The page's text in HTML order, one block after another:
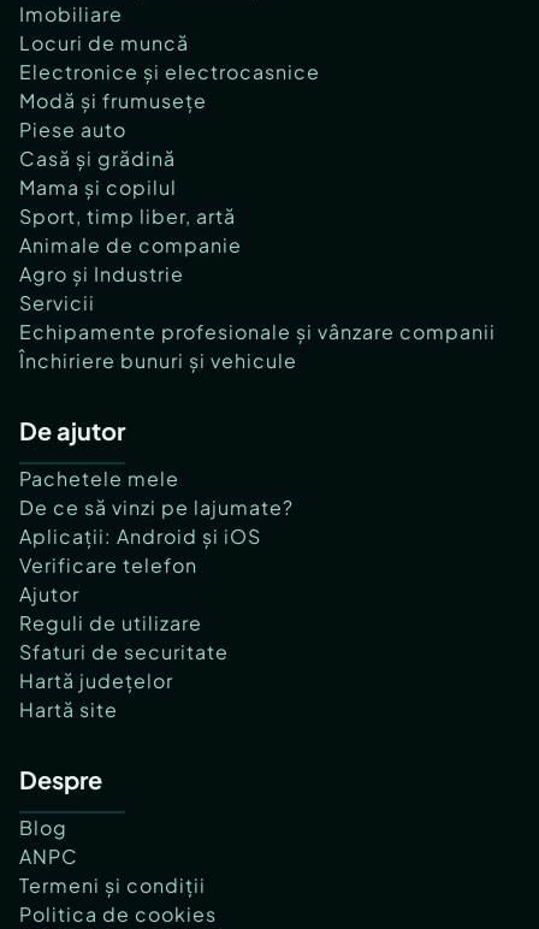
Imobiliare
Locuri de muncă
Electronice și electrocasnice
Modă și frumusețe
Piese auto
Casă și grădină
Mama și copilul
Sport, timp liber, artă
Animale de companie
Agro și Industrie
Servicii
Echipamente profesionale și vânzare companii
Închiriere bunuri și vehicule
De ajutor
Pachetele mele
De ce să vinzi pe lajumate?
Aplicații: Android și iOS
Verificare telefon
Ajutor
Reguli de utilizare
Sfaturi de securitate
Hartă județelor
Hartă site
Despre
Blog
ANPC
Termeni și condiții
Politica de cookies